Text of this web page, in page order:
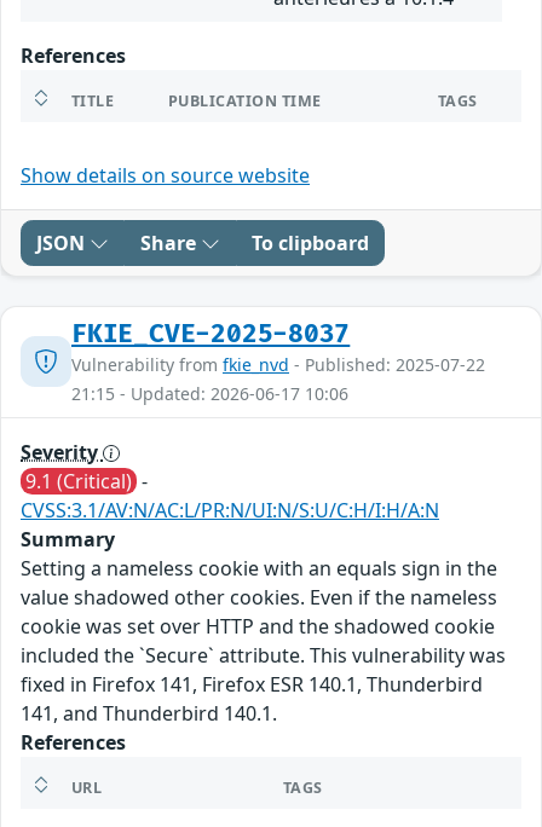
References
TITLE PUBLICATION TIME TAGS
Show details on source website
JSON Share To clipboard
FKIE_CVE-2025-8037
Vulnerability from fkie_nvd - Published: 2025-07-22
21:15 - Updated: 2026-06-17 10:06
Severity
9.1 (Critical) -
CVSS:3.1/AV:N/AC:L/PR:N/UI:N/S:U/C:H/I:H/A:N
Summary
Setting a nameless cookie with an equals sign in the
value shadowed other cookies. Even if the nameless
cookie was set over HTTP and the shadowed cookie
included the `Secure` attribute. This vulnerability was
fixed in Firefox 141, Firefox ESR 140.1, Thunderbird
141, and Thunderbird 140.1.
References
URL TAGS